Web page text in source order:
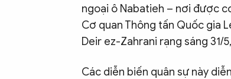
ngoại ô Nabatieh – nơi được
Cơ quan Thông tấn Quốc gia
Deir ez-Zahrani rạng sáng 31/
Các diễn biến quân sự này